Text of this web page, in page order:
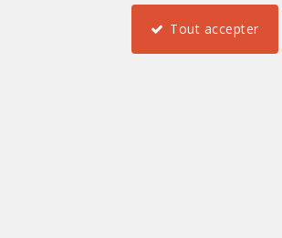
Tout accepter
—
06000 Nice